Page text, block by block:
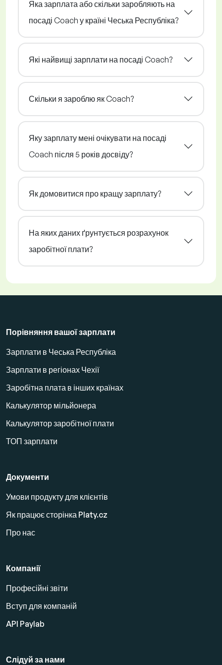
Яка зарплата або скільки заробляють на
посаді Coach у країні Чеська Республіка?
Які найвищі зарплати на посаді Coach?
Скільки я зароблю як Coach?
Яку зарплату мені очікувати на посаді
Coach після 5 років досвіду?
Як домовитися про кращу зарплату?
На яких даних ґрунтується розрахунок
заробітної плати?
Порівняння вашої зарплати
Зарплати в Чеська Республіка
Зарплати в регіонах Чехії
Заробітна плата в інших країнах
Калькулятор мільйонера
Калькулятор заробітної плати
ТОП зарплати
Документи
Умови продукту для клієнтів
Як працює сторінка Platy.cz
Про нас
Компанії
Професійні звіти
Вступ для компаній
API Paylab
Слідуй за нами